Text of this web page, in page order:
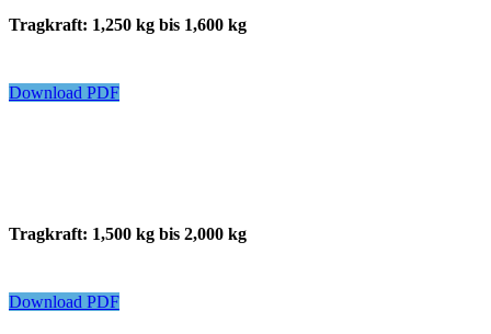
Tragkraft: 1,250 kg bis 1,600 kg
Download PDF
Tragkraft: 1,500 kg bis 2,000 kg
Download PDF